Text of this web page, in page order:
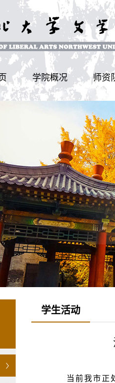
学院概况 师资
学生活动
当前我市正